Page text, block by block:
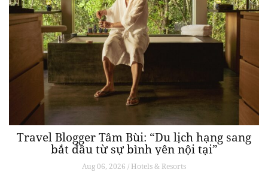
Travel Blogger Tâm Bùi: “Du lịch hạng sang
bắt đầu từ sự bình yên nội tại”
Aug 06, 2026 / Hotels & Resorts